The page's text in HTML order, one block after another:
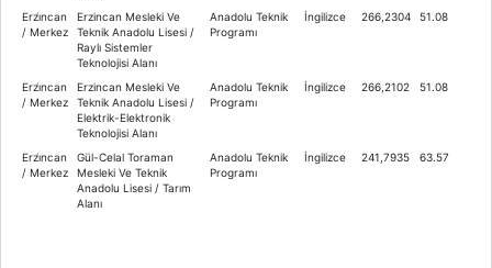
Erzi̇ncan
/ Merkez
Erzincan Mesleki Ve
Teknik Anadolu Lisesi /
Raylı Sistemler
Teknolojisi Alanı
Anadolu Teknik
Programı
İngilizce 266,2304 51.08
Erzi̇ncan
/ Merkez
Erzincan Mesleki Ve
Teknik Anadolu Lisesi /
Elektrik-Elektronik
Teknolojisi Alanı
Anadolu Teknik
Programı
İngilizce 266,2102 51.08
Erzi̇ncan
/ Merkez
Gül-Celal Toraman
Mesleki Ve Teknik
Anadolu Lisesi / Tarım
Alanı
Anadolu Teknik
Programı
İngilizce 241,7935 63.57